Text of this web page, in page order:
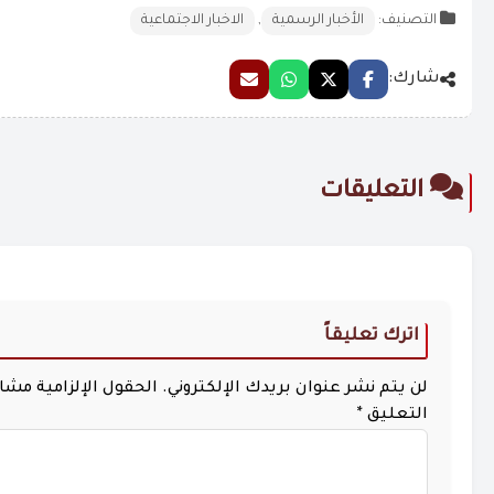
التصنيف: الأخبار الرسمية , الاخبار الاجتماعية
شارك:
التعليقات
اترك تعليقاً
لن يتم نشر عنوان بريدك الإلكتروني. الحقول الإلزامية
التعليق *